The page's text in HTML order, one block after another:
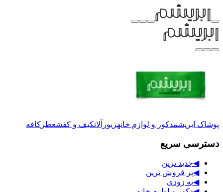
پوشاک ابریشمدکور و لوازم خانهزیورآلاتکیف و کفشعطر کافه
دسترسی سریع
◀جدید ترین
◀پر فروش ترین
◀به زودی